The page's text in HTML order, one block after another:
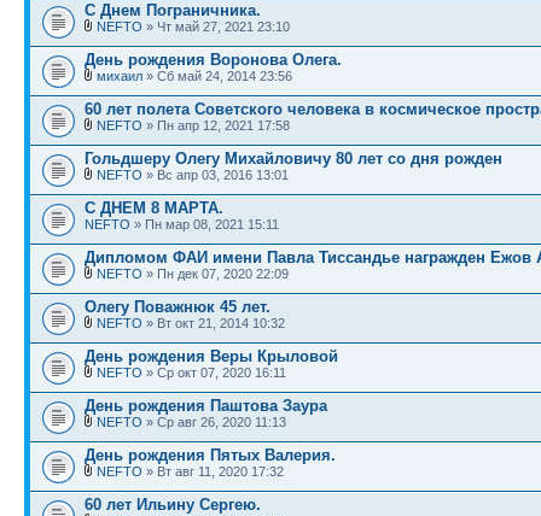
С Днем Пограничника.
NEFTO » Чт май 27, 2021 23:10
День рождения Воронова Олега.
михаил » Сб май 24, 2014 23:56
60 лет полета Советского человека в космическое
NEFTO » Пн апр 12, 2021 17:58
Гольдшеру Олегу Михайловичу 80 лет со дня рожден
NEFTO » Вс апр 03, 2016 13:01
С ДНЕМ 8 МАРТА.
NEFTO » Пн мар 08, 2021 15:11
Дипломом ФАИ имени Павла Тиссандье награжден Ежов
NEFTO » Пн дек 07, 2020 22:09
Олегу Поважнюк 45 лет.
NEFTO » Вт окт 21, 2014 10:32
День рождения Веры Крыловой
NEFTO » Ср окт 07, 2020 16:11
День рождения Паштова Заура
NEFTO » Ср авг 26, 2020 11:13
День рождения Пятых Валерия.
NEFTO » Вт авг 11, 2020 17:32
60 лет Ильину Сергею.